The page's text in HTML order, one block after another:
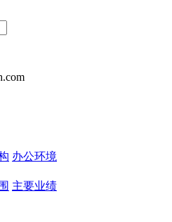
办公环境
主要业绩